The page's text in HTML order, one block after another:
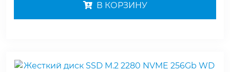
В КОРЗИНУ